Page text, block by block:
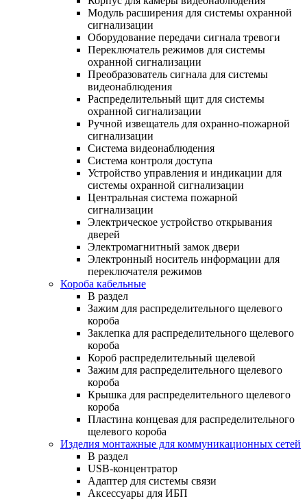
Модуль расширения для системы охранной
сигнализации
Оборудование передачи сигнала тревоги
Переключатель режимов для системы
охранной сигнализации
Преобразователь сигнала для системы
видеонаблюдения
Распределительный щит для системы
охранной сигнализации
Ручной извещатель для охранно-пожарной
сигнализации
Система видеонаблюдения
Система контроля доступа
Устройство управления и индикации для
системы охранной сигнализации
Центральная система пожарной
сигнализации
Электрическое устройство открывания
дверей
Электромагнитный замок двери
Электронный носитель информации для
переключателя режимов
Короба кабельные
В раздел
Зажим для распределительного щелевого
короба
Заклепка для распределительного щелевого
короба
Короб распределительный щелевой
Зажим для распределительного щелевого
короба
Крышка для распределительного щелевого
короба
Пластина концевая для распределительного
щелевого короба
Изделия монтажные для коммуникационных сетей
В раздел
USB-концентратор
Адаптер для системы связи
Аксессуары для ИБП